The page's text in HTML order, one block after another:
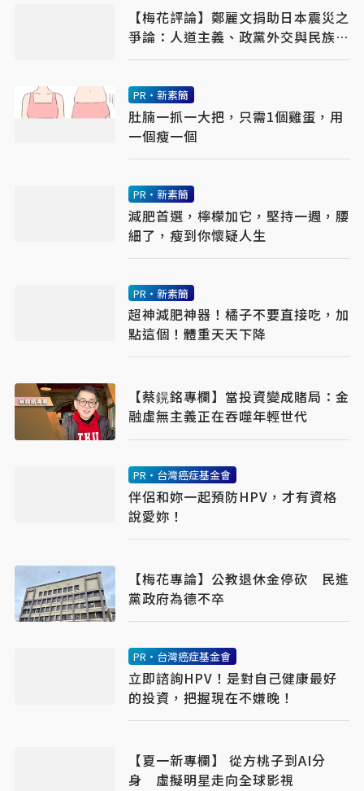
【梅花評論】鄭麗文捐助日本震災之
爭論：人道主義、政黨外交與民族主
義之平衡
PR・新素簡
肚腩一抓一大把，只需1個雞蛋，用
一個瘦一個
PR・新素簡
減肥首選，檸檬加它，堅持一週，腰
細了，瘦到你懷疑人生
PR・新素簡
超神減肥神器！橘子不要直接吃，加
點這個！體重天天下降
【蔡鎤銘專欄】當投資變成賭局：金
融虛無主義正在吞噬年輕世代
PR・台灣癌症基金會
伴侶和妳一起預防HPV，才有資格
說愛妳！
【梅花專論】公教退休金停砍 民進
黨政府為德不卒
PR・台灣癌症基金會
立即諮詢HPV！是對自己健康最好
的投資，把握現在不嫌晚！
【夏一新專欄】 從方桃子到AI分
身 虛擬明星走向全球影視